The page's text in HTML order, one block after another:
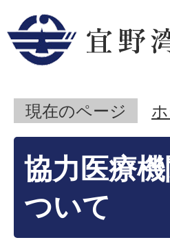
現在のページ
協力医療
ついて